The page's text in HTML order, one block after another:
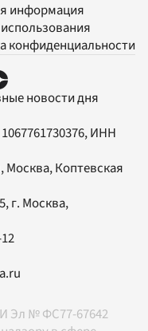
информация
конфиденциальности
новости дня
ИНН
Москва, Коптевская
, г. Москва,
Эл № ФС77-67642